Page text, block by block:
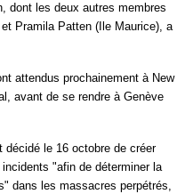
dont les deux autres membres
Pramila Patten (Ile Maurice), a
attendus prochainement à New
avant de se rendre à Genève
décidé le 16 octobre de créer
"afin de déterminer la
dans les massacres perpétrés,